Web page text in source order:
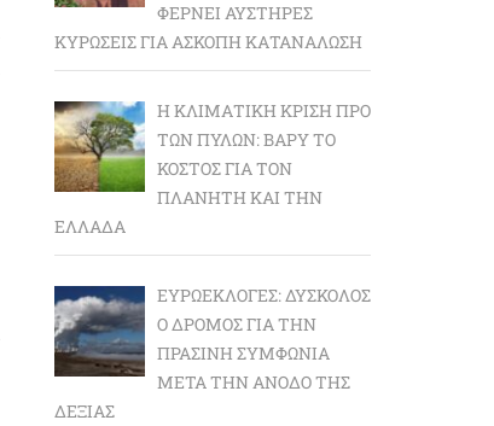
ΦΈΡΝΕΙ ΑΥΣΤΗΡΈΣ
ΚΥΡΏΣΕΙΣ ΓΙΑ ΆΣΚΟΠΗ ΚΑΤΑΝΆΛΩΣΗ
Η ΚΛΙΜΑΤΙΚΉ ΚΡΊΣΗ ΠΡΟ
ΤΩΝ ΠΥΛΏΝ: BΑΡΎ ΤΟ
ΚΌΣΤΟΣ ΓΙΑ ΤΟΝ
ΠΛΑΝΉΤΗ ΚΑΙ ΤΗΝ
ΕΛΛΆΔΑ
ΕΥΡΩΕΚΛΟΓΈΣ: ΔΎΣΚΟΛΟΣ
Ο ΔΡΌΜΟΣ ΓΙΑ ΤΗΝ
ΠΡΆΣΙΝΗ ΣΥΜΦΩΝΊΑ
ΜΕΤΆ ΤΗΝ ΆΝΟΔΟ ΤΗΣ
ΔΕΞΙΆΣ